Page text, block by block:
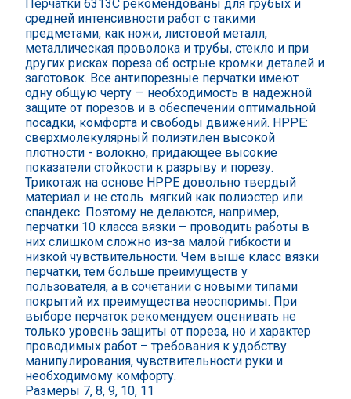
Перчатки 6313С рекомендованы для грубых и
средней интенсивности работ с такими
предметами, как ножи, листовой металл,
металлическая проволока и трубы, стекло и при
других рисках пореза об острые кромки деталей и
заготовок. Все антипорезные перчатки имеют
одну общую черту — необходимость в надежной
защите от порезов и в обеспечении оптимальной
посадки, комфорта и свободы движений. HPPE:
сверхмолекулярный полиэтилен высокой
плотности - волокно, придающее высокие
показатели стойкости к разрыву и порезу.
Трикотаж на основе НРРЕ довольно твердый
материал и не столь мягкий как полиэстер или
спандекс. Поэтому не делаются, например,
перчатки 10 класса вязки – проводить работы в
них слишком сложно из-за малой гибкости и
низкой чувствительности. Чем выше класс вязки
перчатки, тем больше преимуществ у
пользователя, а в сочетании с новыми типами
покрытий их преимущества неоспоримы. При
выборе перчаток рекомендуем оценивать не
только уровень защиты от пореза, но и характер
проводимых работ – требования к удобству
манипулирования, чувствительности руки и
необходимому комфорту.
Размеры 7, 8, 9, 10, 11